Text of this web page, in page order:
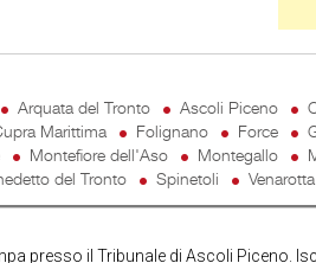
Arquata del Tronto Ascoli Piceno
Marittima Folignano Force
Montefiore dell'Aso Montegallo
del Tronto Spinetoli Venarotta
presso il Tribunale di Ascoli Piceno.